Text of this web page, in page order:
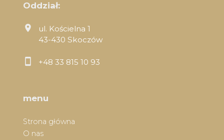
Oddział:
ul. Kościelna 1
43-430 Skoczów
+48 33 815 10 93
menu
Strona główna
O nas